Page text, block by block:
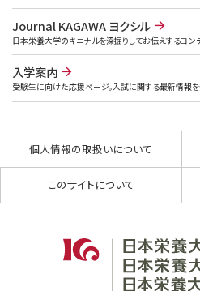
Journal KAGAWA ヨクシル
日本栄養大学のキニナルを深掘りしてお伝えするコン
入学案内
受験生に向けた応援ページ。入試に関する最新情報を
個人情報の取扱いについて
このサイトについて